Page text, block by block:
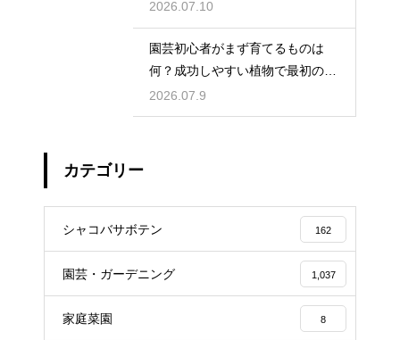
く紹介
2026.07.10
園芸初心者がまず育てるものは
何？成功しやすい植物で最初の一
歩を踏み出そう
2026.07.9
カテゴリー
シャコバサボテン 162
園芸・ガーデニング 1,037
家庭菜園 8